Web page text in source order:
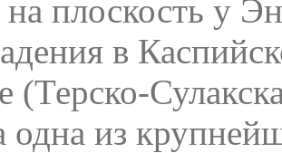
плоскость у
в
(Терско-
из